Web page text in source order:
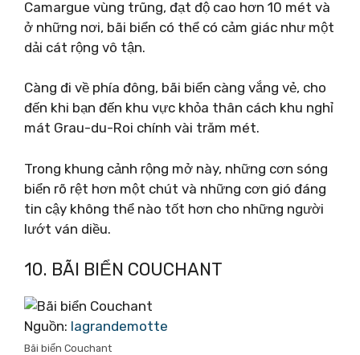
Camargue vùng trũng, đạt độ cao hơn 10 mét và
ở những nơi, bãi biển có thể có cảm giác như một
dải cát rộng vô tận.
Càng đi về phía đông, bãi biển càng vắng vẻ, cho
đến khi bạn đến khu vực khỏa thân cách khu nghỉ
mát Grau-du-Roi chính vài trăm mét.
Trong khung cảnh rộng mở này, những cơn sóng
biển rõ rệt hơn một chút và những cơn gió đáng
tin cậy không thể nào tốt hơn cho những người
lướt ván diều.
10. BÃI BIỂN COUCHANT
Nguồn: lagrandemotte
Bãi biển Couchant